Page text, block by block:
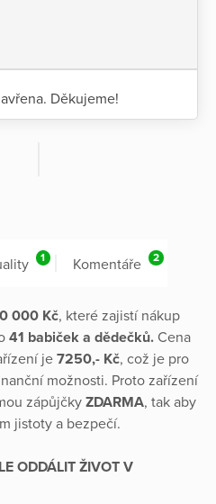
Děkujeme!
1 Komentáře 2
000 Kč, které zajistí nákup
41 babiček a dědečků. Cena
je 7250,- Kč, což je pro
možnosti. Proto zařízení
zápůjčky ZDARMA, tak aby
jistoty a bezpečí.
ODDÁLIT ŽIVOT V